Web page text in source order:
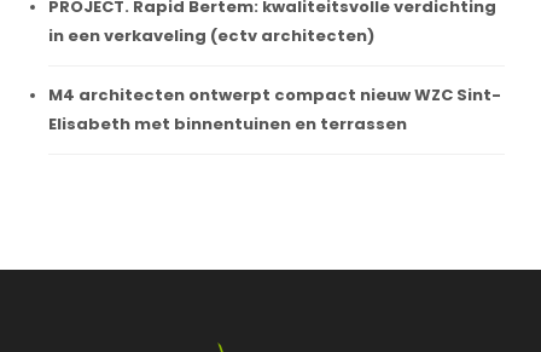
PROJECT. Rapid Bertem: kwaliteitsvolle verdichting
in een verkaveling (ectv architecten)
M4 architecten ontwerpt compact nieuw WZC Sint-
Elisabeth met binnentuinen en terrassen